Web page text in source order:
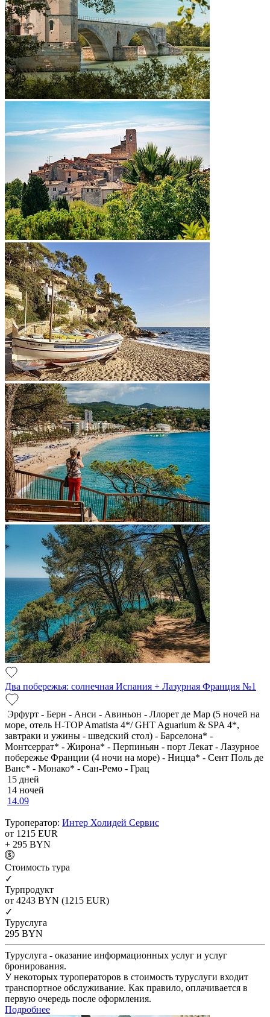
Два побережья: солнечная Испания + Лазурная Франция №1
Эрфурт - Берн - Анси - Авиньон - Ллорет де Мар (5 ночей на
море, отель H-TOP Amatista 4*/ GHT Aguarium & SPA 4*,
завтраки и ужины - шведский стол) - Барселона* -
Монтсеррат* - Жирона* - Перпиньян - порт Лекат - Лазурное
побережье Франции (4 ночи на море) - Ницца* - Сент Поль де
Ванс* - Монако* - Сан-Ремо - Грац
15 дней
14 ночей
14.09
Туроператор: Интер Холидей Сервис
от 1215 EUR
+ 295 BYN
Cтоимость тура
✓
Турпродукт
от 4243 BYN (1215 EUR)
✓
Туруслуга
295 BYN
Туруслуга - оказание информационных услуг и услуг
бронирования.
У некоторых туроператоров в стоимость туруслуги входит
транспортное обслуживание. Как правило, оплачивается в
первую очередь после оформления.
Подробнее